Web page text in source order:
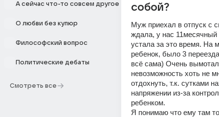
А сейчас что-то совсем другое
О любви без купюр
Философский вопрос
Политические дебаты
Смотреть все
собой?
Муж приехал в отпуск с
ждала, у нас
устала за это время. На
ребенок, было 3
всё сама) Очень
невозможность хоть не
отдохнуть, т.к. сутками
напряжении из-за
ребенком.
Я понимаю что ему там